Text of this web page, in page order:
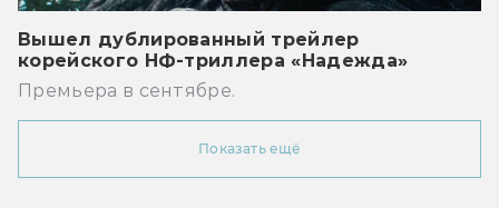
Вышел дублированный трейлер
корейского НФ-триллера «Надежда»
Премьера в сентябре.
Показать ещё